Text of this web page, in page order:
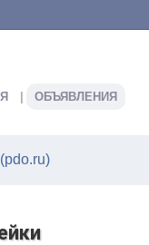
ОБЪЯВЛЕНИЯ